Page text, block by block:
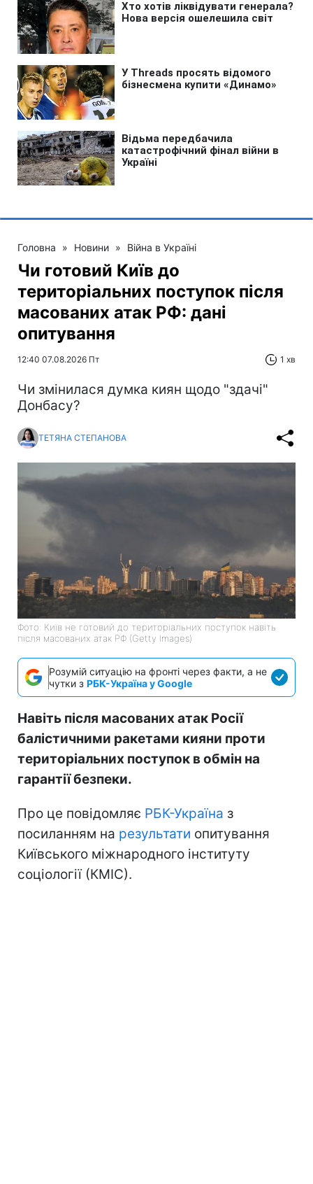
Головна » Новини » Війна в Україні
Чи готовий Київ до
територіальних поступок після
масованих атак РФ: дані
опитування
12:40 07.08.2026 Пт 1 хв
Чи змінилася думка киян щодо "здачі"
Донбасу?
ТЕТЯНА СТЕПАНОВА
Фото: Київ не готовий до територіальних поступок навіть
після масованих атак РФ (Getty Images)
Розумій ситуацію на фронті через факти, а не
чутки з РБК-Україна у Google
Навіть після масованих атак Росії
балістичними ракетами кияни проти
територіальних поступок в обмін на
гарантії безпеки.
Про це повідомляє РБК-Україна з
посиланням на результати опитування
Київського міжнародного інституту
соціології (КМІС).